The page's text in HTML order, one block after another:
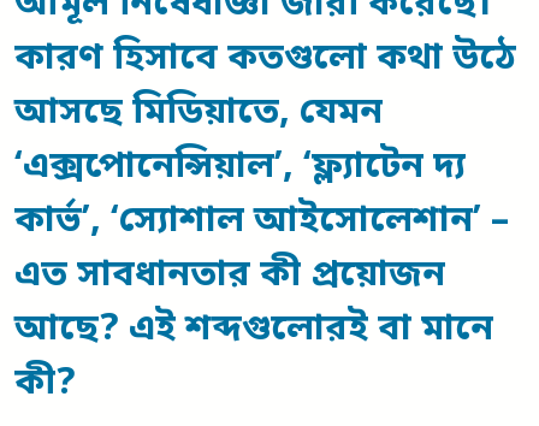
কারণ হিসাবে কতগুলো কথা উঠে
আসছে মিডিয়াতে, যেমন
‘এক্সপোনেন্সিয়াল’, ‘ফ্ল্যাটেন দ্য
কার্ভ’, ‘স্যোশাল আইসোলেশান’ –
এত সাবধানতার কী প্রয়োজন
আছে? এই শব্দগুলোরই বা মানে
কী?